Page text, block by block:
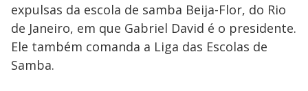
expulsas da escola de samba Beija-Flor, do Rio
de Janeiro, em que Gabriel David é o presidente.
Ele também comanda a Liga das Escolas de
Samba.